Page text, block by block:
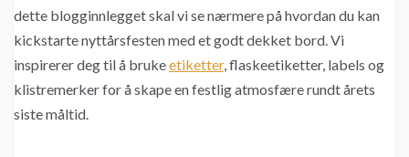
dette blogginnlegget skal vi se nærmere på hvordan du kan
kickstarte nyttårsfesten med et godt dekket bord. Vi
inspirerer deg til å brukeetiketter, flaskeetiketter, labels og
klistremerker for å skape en festlig atmosfære rundt årets
siste måltid.